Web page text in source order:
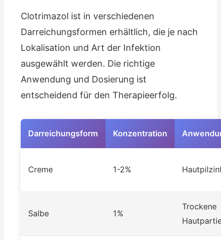
Clotrimazol ist in verschiedenen
Darreichungsformen erhältlich, die je nach
Lokalisation und Art der Infektion
ausgewählt werden. Die richtige
Anwendung und Dosierung ist
entscheidend für den Therapieerfolg.
Darreichungsform Konzentration
Creme 1-2%
Salbe 1%
Trockene